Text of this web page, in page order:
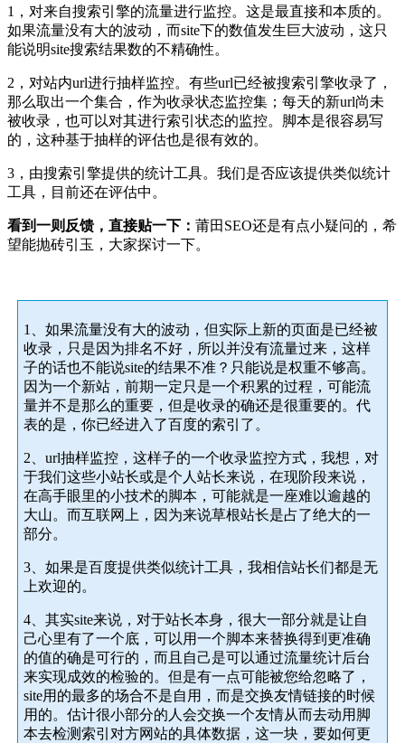
1，对来自搜索引擎的流量进行监控。这是最直接和本质的。
如果流量没有大的波动，而site下的数值发生巨大波动，这只
能说明site搜索结果数的不精确性。
2，对站内url进行抽样监控。有些url已经被搜索引擎收录了，
那么取出一个集合，作为收录状态监控集；每天的新url尚未
被收录，也可以对其进行索引状态的监控。脚本是很容易写
的，这种基于抽样的评估也是很有效的。
3，由搜索引擎提供的统计工具。我们是否应该提供类似统计
工具，目前还在评估中。
看到一则反馈，直接贴一下： 莆田SEO还是有点小疑问的，希
望能抛砖引玉，大家探讨一下。
1、如果流量没有大的波动，但实际上新的页面是已经被
收录，只是因为排名不好，所以并没有流量过来，这样
子的话也不能说site的结果不准？只能说是权重不够高。
因为一个新站，前期一定只是一个积累的过程，可能流
量并不是那么的重要，但是收录的确还是很重要的。代
表的是，你已经进入了百度的索引了。
2、url抽样监控，这样子的一个收录监控方式，我想，对
于我们这些小站长或是个人站长来说，在现阶段来说，
在高手眼里的小技术的脚本，可能就是一座难以逾越的
大山。而互联网上，因为来说草根站长是占了绝大的一
部分。
3、如果是百度提供类似统计工具，我相信站长们都是无
上欢迎的。
4、其实site来说，对于站长本身，很大一部分就是让自
己心里有了一个底，可以用一个脚本来替换得到更准确
的值的确是可行的，而且自己是可以通过流量统计后台
来实现成效的检验的。但是有一点可能被您给忽略了，
site用的最多的场合不是自用，而是交换友情链接的时候
用的。估计很小部分的人会交换一个友情从而去动用脚
本去检测索引对方网站的具体数据，这一块，要如何更